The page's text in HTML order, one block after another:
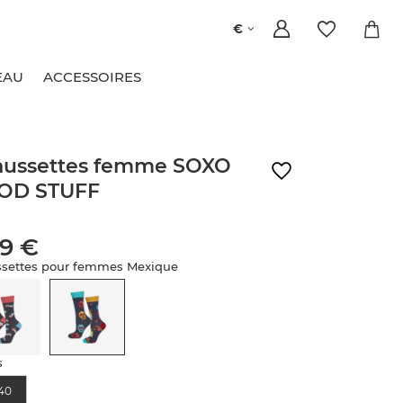
€
ACCESSOIRES
femme SOXO
STUFF
€
pour femmes Mexique